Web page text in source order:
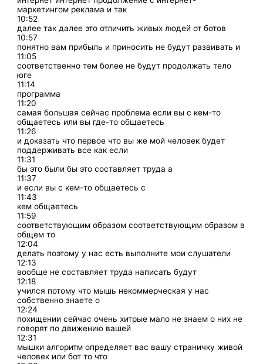
маркетингом реклама и так
10:52
далее так далее это отличить живых людей от ботов
10:57
понятно вам прибыль и приносить не будут развивать и
11:05
соответственно тем более не будут продолжать тело
юге
11:14
программа
11:20
самая большая сейчас проблема если вы с кем-то
общаетесь или вы где-то общаетесь
11:26
и доказать что первое что вы же мой человек будет
поддерживать все как если
11:31
бы это были бы это составляет труда а
11:37
и если вы с кем-то общаетесь с
11:43
кем общаетесь
11:59
соответствующим образом соответствующим образом в
общем то
12:04
делать поэтому у нас есть выполните мои слушатели
12:13
вообще не составляет труда написать будут
12:18
учился потому что мышь некоммерческая у нас
собственно знаете о
12:24
похищении сейчас очень хитрые мало не знаем о них не
говорят по движению вашей
12:31
мышки алгоритм определяет вас вашу страничку живой
человек или бот то что